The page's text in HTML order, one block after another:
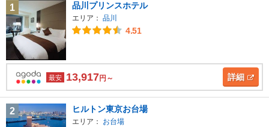
1
品川プリンスホテル
エリア： 品川
4.51
最安 13,917円～ 詳細
2 ヒルトン東京お台場
エリア： お台場